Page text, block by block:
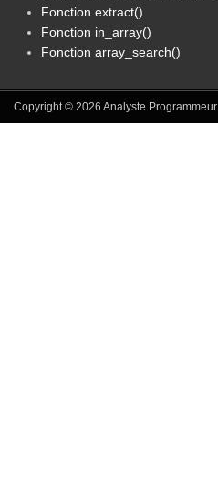
Fonction extract()
Fonction in_array()
Fonction array_search()
Copyright © 2026 Analyste Programmeur